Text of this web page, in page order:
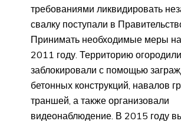
требованиями ликвидировать
свалку поступали в
Принимать необходимые меры
2011 году. Территорию
заблокировали с помощью
бетонных конструкций, навалов
траншей, а также организовали
видеонаблюдение. В 2015 году